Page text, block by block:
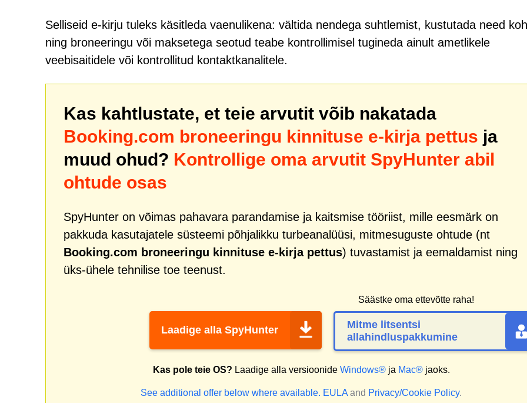
Selliseid e-kirju tuleks käsitleda vaenulikena: vältida nendega suhtlemist, kustutada need
ning broneeringu või maksetega seotud teabe kontrollimisel tugineda ainult ametlikele
veebisaitidele või kontrollitud kontaktkanalitele.
Kas kahtlustate, et teie arvutit võib nakatada
Booking.com broneeringu kinnituse e-kirja pettus ja
muud ohud? Kontrollige oma arvutit SpyHunter abil
ohtude osas
SpyHunter on võimas pahavara parandamise ja kaitsmise tööriist, mille eesmärk on
pakkuda kasutajatele süsteemi põhjalikku turbeanalüüsi, mitmesuguste ohtude (nt
Booking.com broneeringu kinnituse e-kirja pettus) tuvastamist ja eemaldamist ning
üks-ühele tehnilise toe teenust.
Laadige alla SpyHunter
Säästke oma ettevõtte raha!
Mitme litsentsi
allahindluspakkumine
Kas pole teie OS? Laadige alla versioonide Windows®ja Mac®jaoks.
See additional offer below where available. EULA and Privacy/Cookie Policy.